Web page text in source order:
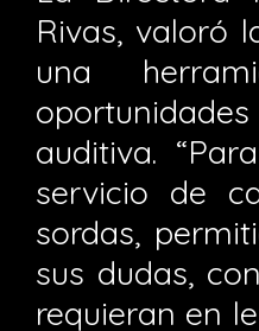
Rivas, valoró
una
auditiva.
servicio de
sordas,
sus dudas,
requieran en